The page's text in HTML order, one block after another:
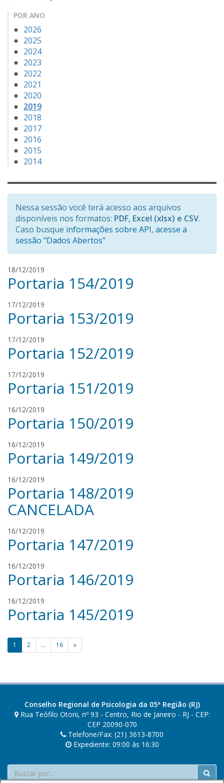
POR ANO
2026
2025
2024
2023
2022
2021
2020
2019
2018
2017
2016
2015
2014
Nessa sessão você terá acesso aos arquivos
disponíveis nos formatos: PDF, Excel (xlsx) e CSV.
Caso busque informações sobre API, acesse a
sessão "Dados Abertos"
18/12/2019
e
n
a
Portaria 154/2019
17/12/2019
e
n
a
Portaria 153/2019
17/12/2019
e
n
a
Portaria 152/2019
17/12/2019
e
n
a
Portaria 151/2019
16/12/2019
e
n
a
Portaria 150/2019
16/12/2019
u
l
n
a
n
i
Portaria 149/2019
16/12/2019
u
l
i
a
n
i
Portaria 148/2019
CANCELADA
16/12/2019
e
n
a
Portaria 147/2019
16/12/2019
u
l
n
e
Portaria 146/2019
16/12/2019
e
n
t
a
Portaria 145/2019
Paginação
posts
1 2 … 16 »
Conselho Regional de Psicologia da 05ª Região (RJ)
Rua Teófilo Otoni, nº 93 - Centro, Rio de Janeiro - RJ - CEP:
CEP 20090-070
Telefone/Fax: (21) 3613-8700
Expediente: 09:00 às 16:30
Buscar